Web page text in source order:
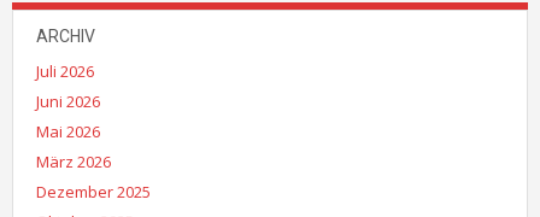
ARCHIV
Juli 2026
Juni 2026
Mai 2026
März 2026
Dezember 2025